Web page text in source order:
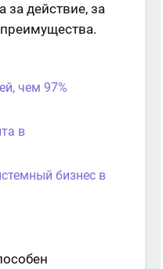
за действие, за
чем 97%
в
бизнес в